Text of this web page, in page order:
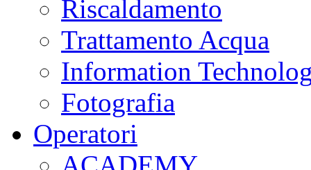
Riscaldamento
Trattamento Acqua
Information
Fotografia
Operatori